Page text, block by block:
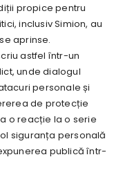
propice pentru
inclusiv Simion, au
aprinse.
astfel într-un
unde dialogul
personale și
de protecție
o reacție la o serie
siguranța personală
publică într-